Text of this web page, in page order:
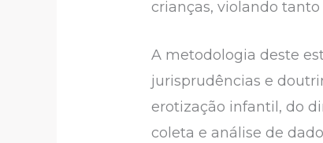
crianças, violando
A metodologia deste
jurisprudências e
erotização infantil, do
coleta e análise de